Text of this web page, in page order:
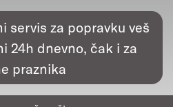
servis za popravku veš
24h dnevno, čak i za
praznika